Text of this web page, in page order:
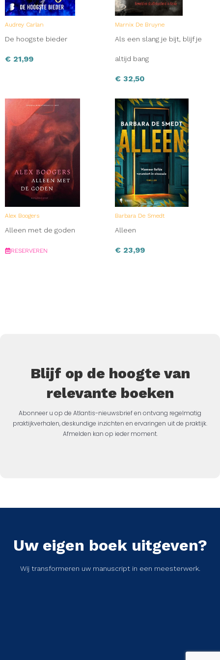
Audrey Carlan
De hoogste bieder
€ 21,99
Marnix De Bruyne
Als een slang je bijt, blijf je
altijd bang
€ 32,50
Alex Boogers
Alleen met de goden
RESERVEREN
Barbara De Smedt
Alleen
€ 23,99
Blijf op de hoogte van
relevante boeken
Abonneer u op de Atlantis-nieuwsbrief en ontvang regelmatig
praktijkverhalen, deskundige inzichten en ervaringen uit de praktijk.
Afmelden kan op ieder moment.
Uw eigen boek uitgeven?
Wij transformeren uw manuscript in een meesterwerk.